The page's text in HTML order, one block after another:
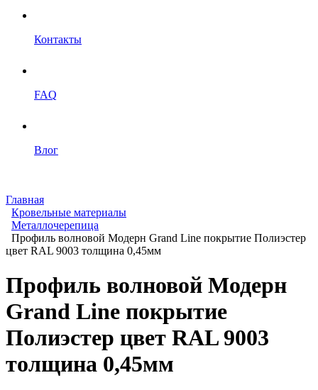
Контакты
FAQ
Влог
Главная
Кровельные материалы
Металлочерепица
Профиль волновой Модерн Grand Line покрытие Полиэстер
цвет RAL 9003 толщина 0,45мм
Профиль волновой Модерн
Grand Line покрытие
Полиэстер цвет RAL 9003
толщина 0,45мм